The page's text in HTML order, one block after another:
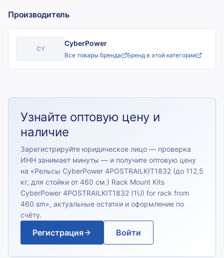
Производитель
CY
CyberPower
Все товары бренда Бренд в этой категории
Узнайте оптовую цену и
наличие
Зарегистрируйте юридическое лицо — проверка
ИНН занимает минуты — и получите оптовую цену
на «Рельсы CyberPower 4POSTRAILKIT1832 (до 112,5
кг, для стойки от 460 см.) Rack Mount Kits
CyberPower 4POSTRAILKIT1832 (1U) for rack from
460 sm», актуальные остатки и оформление по
счёту.
Регистрация Войти